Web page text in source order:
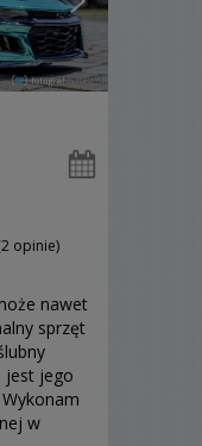
opinie)
nawet
sprzęt
jest jego
w